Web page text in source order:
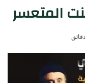
المتعسر